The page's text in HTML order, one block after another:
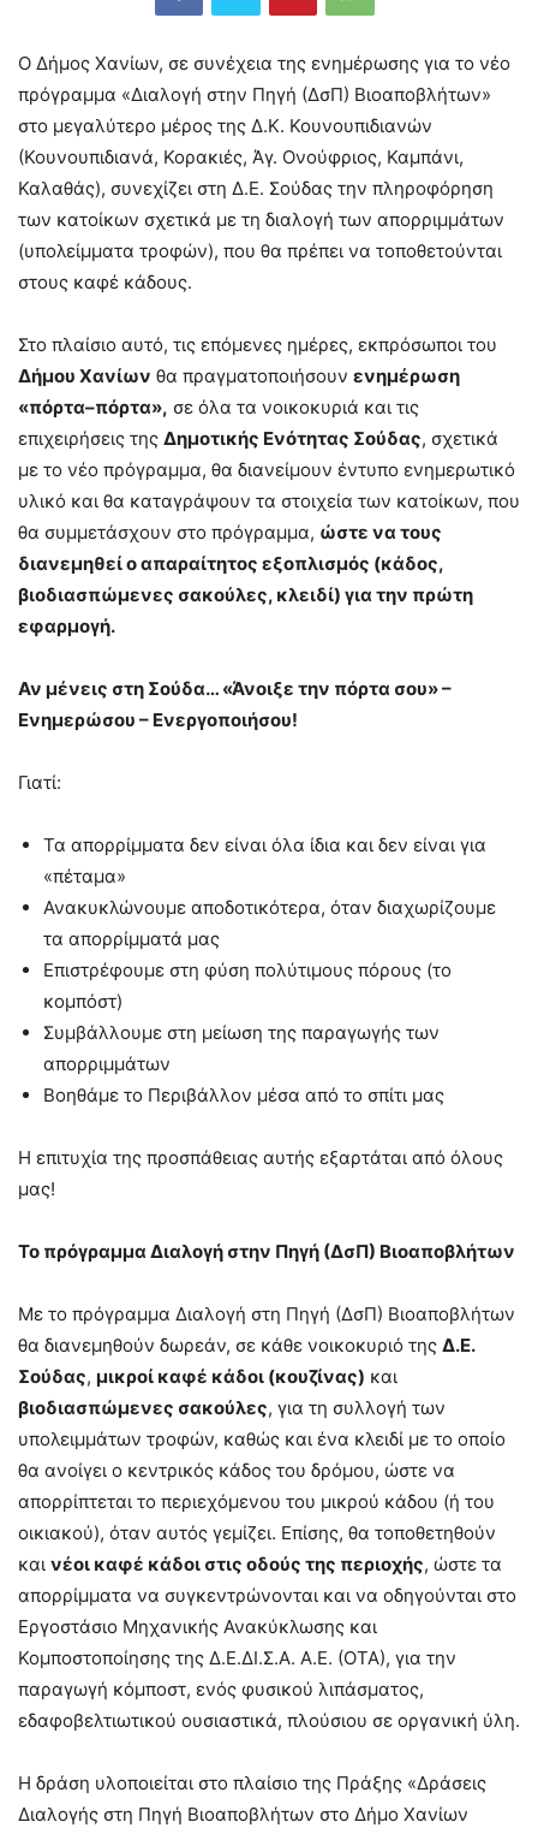
Ο Δήμος Χανίων, σε συνέχεια της ενημέρωσης για το νέο
πρόγραμμα «Διαλογή στην Πηγή (ΔσΠ) Βιοαποβλήτων»
στο μεγαλύτερο μέρος της Δ.Κ. Κουνουπιδιανών
(Κουνουπιδιανά, Κορακιές, Άγ. Ονούφριος, Καμπάνι,
Καλαθάς), συνεχίζει στη Δ.Ε. Σούδας την πληροφόρηση
των κατοίκων σχετικά με τη διαλογή των απορριμμάτων
(υπολείμματα τροφών), που θα πρέπει να τοποθετούνται
στους καφέ κάδους.
Στο πλαίσιο αυτό, τις επόμενες ημέρες, εκπρόσωποι του
Δήμου Χανίων θα πραγματοποιήσουν ενημέρωση
«πόρτα–πόρτα», σε όλα τα νοικοκυριά και τις
επιχειρήσεις της Δημοτικής Ενότητας Σούδας, σχετικά
με το νέο πρόγραμμα, θα διανείμουν έντυπο ενημερωτικό
υλικό και θα καταγράψουν τα στοιχεία των κατοίκων, που
θα συμμετάσχουν στο πρόγραμμα, ώστε να τους
διανεμηθεί ο απαραίτητος εξοπλισμός (κάδος,
βιοδιασπώμενες σακούλες, κλειδί) για την πρώτη
εφαρμογή.
Αν μένεις στη Σούδα… «Άνοιξε την πόρτα σου» –
Ενημερώσου – Ενεργοποιήσου!
Γιατί:
Τα απορρίμματα δεν είναι όλα ίδια και δεν είναι για
«πέταμα»
Ανακυκλώνουμε αποδοτικότερα, όταν διαχωρίζουμε
τα απορρίμματά μας
Επιστρέφουμε στη φύση πολύτιμους πόρους (το
κoμπόστ)
Συμβάλλουμε στη μείωση της παραγωγής των
απορριμμάτων
Βοηθάμε το Περιβάλλον μέσα από το σπίτι μας
Η επιτυχία της προσπάθειας αυτής εξαρτάται από όλους
μας!
Το πρόγραμμα Διαλογή στην Πηγή (ΔσΠ) Βιοαποβλήτων
Με το πρόγραμμα Διαλογή στη Πηγή (ΔσΠ) Βιοαποβλήτων
θα διανεμηθούν δωρεάν, σε κάθε νοικοκυριό της Δ.Ε.
Σούδας, μικροί καφέ κάδοι (κουζίνας) και
βιοδιασπώμενες σακούλες, για τη συλλογή των
υπολειμμάτων τροφών, καθώς και ένα κλειδί με το οποίο
θα ανοίγει ο κεντρικός κάδος του δρόμου, ώστε να
απορρίπτεται το περιεχόμενου του μικρού κάδου (ή του
οικιακού), όταν αυτός γεμίζει. Επίσης, θα τοποθετηθούν
και νέοι καφέ κάδοι στις οδούς της περιοχής, ώστε τα
απορρίμματα να συγκεντρώνονται και να οδηγούνται στο
Εργοστάσιο Μηχανικής Ανακύκλωσης και
Κομποστοποίησης της Δ.Ε.ΔΙ.Σ.Α. Α.Ε. (ΟΤΑ), για την
παραγωγή κόμποστ, ενός φυσικού λιπάσματος,
εδαφοβελτιωτικού ουσιαστικά, πλούσιου σε οργανική ύλη.
Η δράση υλοποιείται στο πλαίσιο της Πράξης «Δράσεις
Διαλογής στη Πηγή Βιοαποβλήτων στο Δήμο Χανίων